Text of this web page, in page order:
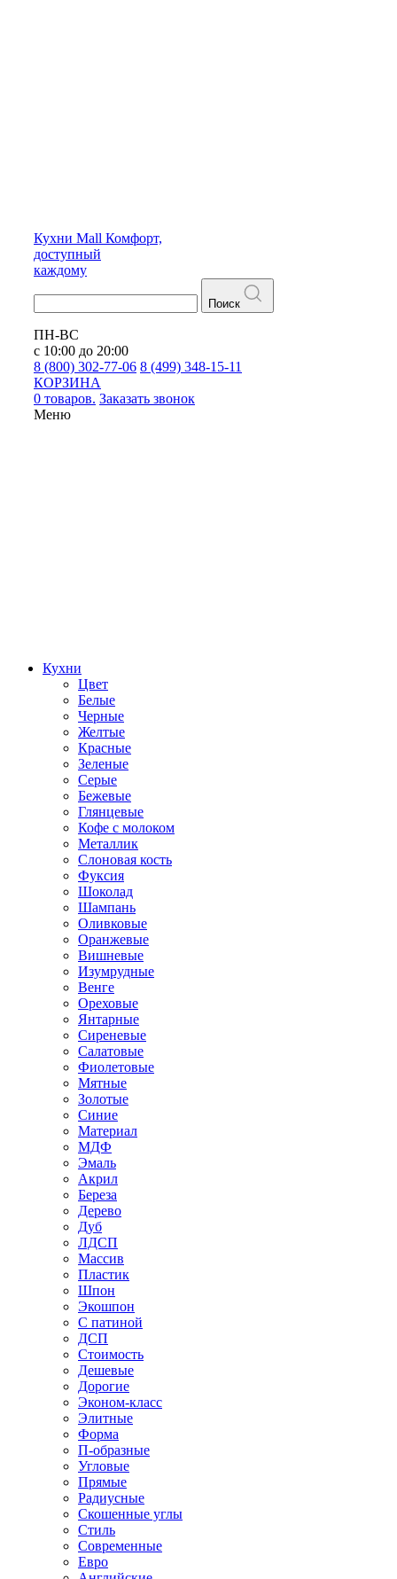
Кухни Mall Комфорт,
доступный
каждому
Поиск
ПН-ВС
с 10:00 до 20:00
8 (800) 302-77-06 8 (499) 348-15-11
КОРЗИНА
0 товаров. Заказать звонок
Меню
Кухни
Цвет
Белые
Черные
Желтые
Красные
Зеленые
Серые
Бежевые
Глянцевые
Кофе с молоком
Металлик
Слоновая кость
Фуксия
Шоколад
Шампань
Оливковые
Оранжевые
Вишневые
Изумрудные
Венге
Ореховые
Янтарные
Сиреневые
Салатовые
Фиолетовые
Мятные
Золотые
Синие
Материал
МДФ
Эмаль
Акрил
Береза
Дерево
Дуб
ЛДСП
Массив
Пластик
Шпон
Экошпон
С патиной
ДСП
Стоимость
Дешевые
Дорогие
Эконом-класс
Элитные
Форма
П-образные
Угловые
Прямые
Радиусные
Скошенные углы
Стиль
Современные
Евро